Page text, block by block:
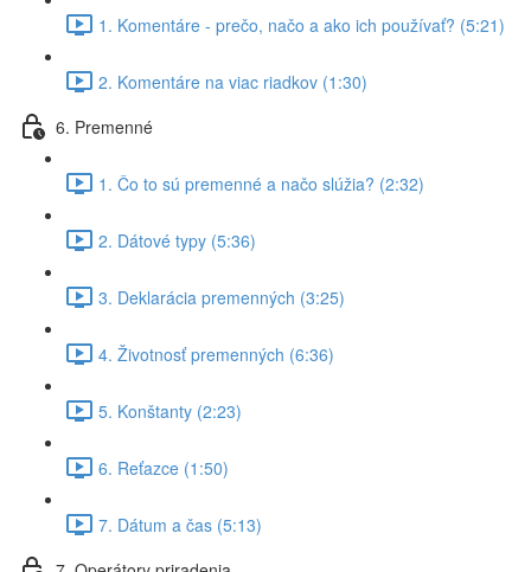
1. Komentáre - prečo, načo a ako ich používať? (5:21)
2. Komentáre na viac riadkov (1:30)
6. Premenné
1. Čo to sú premenné a načo slúžia? (2:32)
2. Dátové typy (5:36)
3. Deklarácia premenných (3:25)
4. Životnosť premenných (6:36)
5. Konštanty (2:23)
6. Reťazce (1:50)
7. Dátum a čas (5:13)